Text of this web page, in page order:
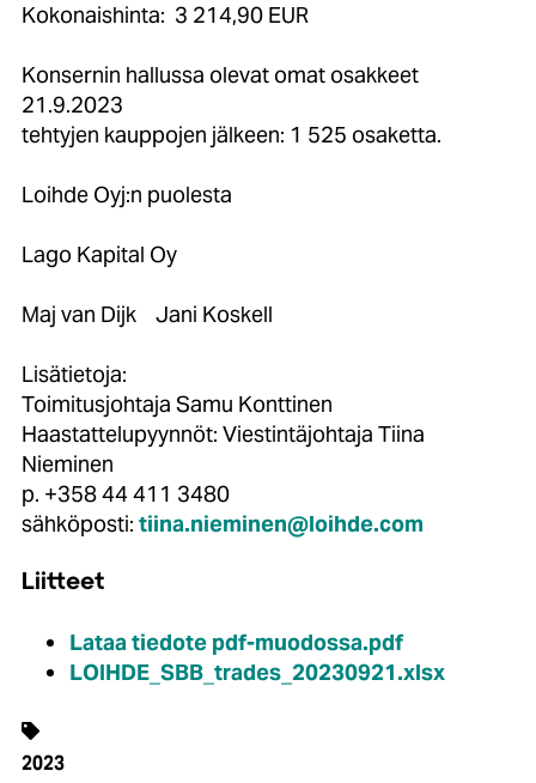
Kokonaishinta: 3 214,90 EUR
Konsernin hallussa olevat omat osakkeet
21.9.2023
tehtyjen kauppojen jälkeen: 1 525 osaketta.
Loihde Oyj:n puolesta
Lago Kapital Oy
Maj van Dijk Jani Koskell
Lisätietoja:
Toimitusjohtaja Samu Konttinen
Haastattelupyynnöt: Viestintäjohtaja Tiina
Nieminen
p. +358 44 411 3480
sähköposti: tiina.nieminen@loihde.com
Liitteet
Lataa tiedote pdf-muodossa.pdf
LOIHDE_SBB_trades_20230921.xlsx
2023